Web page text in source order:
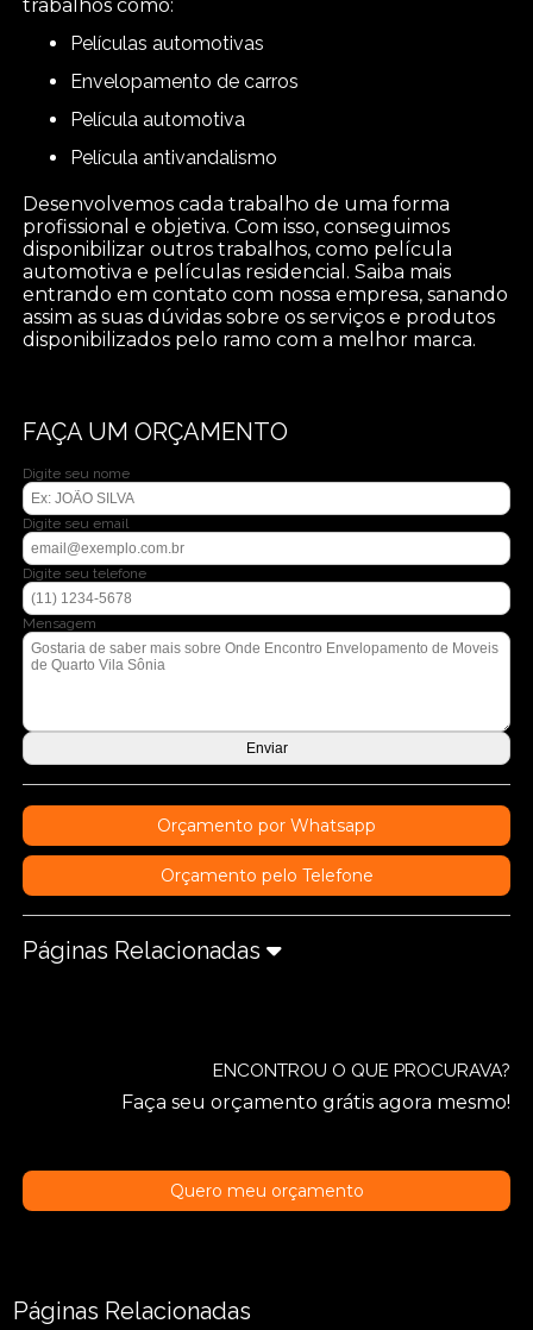
trabalhos como:
películas automotivas
envelopamento de carros
película automotiva
película antivandalismo
Desenvolvemos cada trabalho de uma forma
profissional e objetiva. Com isso, conseguimos
disponibilizar outros trabalhos, como película
automotiva e películas residencial. Saiba mais
entrando em contato com nossa empresa, sanando
assim as suas dúvidas sobre os serviços e produtos
disponibilizados pelo ramo com a melhor marca.
FAÇA UM ORÇAMENTO
Digite seu nome
Digite seu email
Digite seu telefone
Mensagem
Orçamento por Whatsapp
Orçamento pelo Telefone
Páginas Relacionadas
ENCONTROU O QUE PROCURAVA?
Faça seu orçamento grátis agora mesmo!
Quero meu orçamento
Páginas Relacionadas